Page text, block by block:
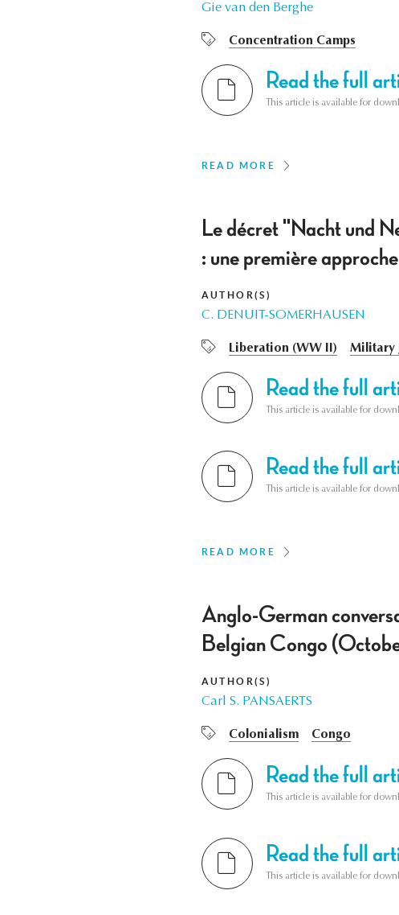
Gie van den Berghe
Concentration Camps
Read the full
This article is available for
READ MORE
Le décret "Nacht und
: une première approche
AUTHOR(S)
C. DENUIT-SOMERHAUSEN
Liberation (WW II) Military
Read the full
This article is available for
Read the full
This article is available for
READ MORE
Anglo-German
Belgian Congo
AUTHOR(S)
Carl S. PANSAERTS
Colonialism Congo
Read the full
This article is available for
Read the full
This article is available for